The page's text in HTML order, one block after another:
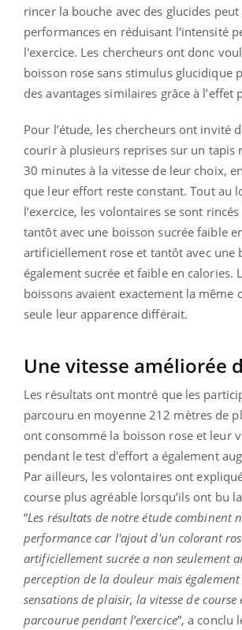
rincer la bouche avec des glucides
performances en réduisant l'intensité
l'exercice. Les chercheurs ont donc
boisson rose sans stimulus glucidique
des avantages similaires grâce à l’effet
Pour l’étude, les chercheurs ont invité
courir à plusieurs reprises sur un tapis
30 minutes à la vitesse de leur choix,
que leur effort reste constant. Tout au
l’exercice, les volontaires se sont
tantôt avec une boisson sucrée faible
artificiellement rose et tantôt avec une
également sucrée et faible en calories.
boissons avaient exactement la même
seule leur apparence différait.
Une vitesse améliorée
Les résultats ont montré que les
parcouru en moyenne 212 mètres de
ont consommé la boisson rose et leur
pendant le test d'effort a également
Par ailleurs, les volontaires ont
course plus agréable lorsqu’ils ont bu
“Les résultats de notre étude combinent
performance car l'ajout d'un colorant
artificiellement sucrée a non seulement
perception de la douleur mais également
sensations de plaisir, la vitesse de
parcourue pendant l’exercice”, a conclu